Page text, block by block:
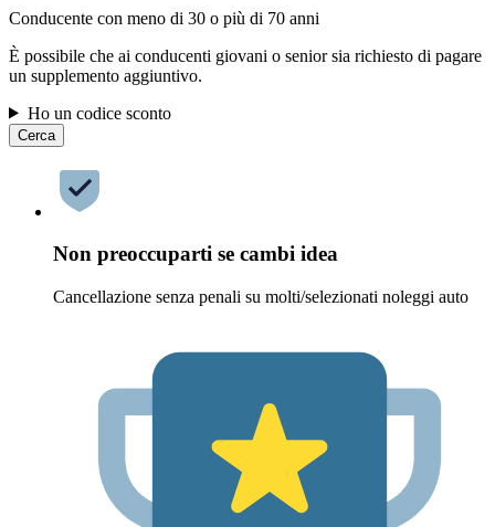
Conducente con meno di 30 o più di 70 anni
È possibile che ai conducenti giovani o senior sia richiesto di pagare
un supplemento aggiuntivo.
Ho un codice sconto
Cerca
Non preoccuparti se cambi idea
Cancellazione senza penali su molti/selezionati noleggi auto